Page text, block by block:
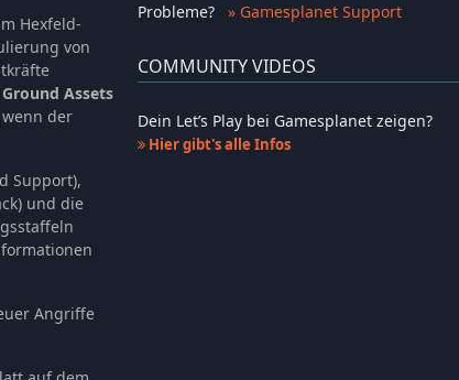
Hexfeld-
von
Assets
der
Support),
und die
Angriffe
Probleme? » Gamesplanet Support
COMMUNITY VIDEOS
Dein Let’s Play bei Gamesplanet zeigen?
Hier gibt's alle Infos